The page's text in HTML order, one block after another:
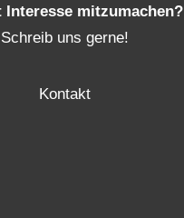
Interesse mitzumachen?
Schreib uns gerne!
Kontakt